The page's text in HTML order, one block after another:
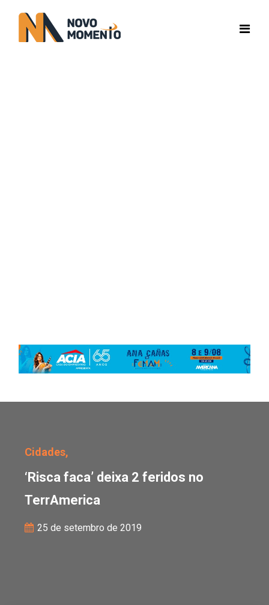
Cidades,
‘Risca faca’ deixa 2 feridos no
TerrAmerica
25 de setembro de 2019